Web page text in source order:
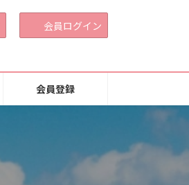
会員ログイン
会員登録